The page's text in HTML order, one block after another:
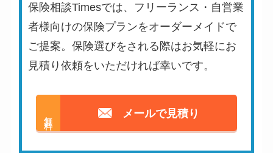
保険相談Timesでは、フリーランス・自営業
者様向けの保険プランをオーダーメイドで
ご提案。保険選びをされる際はお気軽にお
見積り依頼をいただければ幸いです。
メールで見積り